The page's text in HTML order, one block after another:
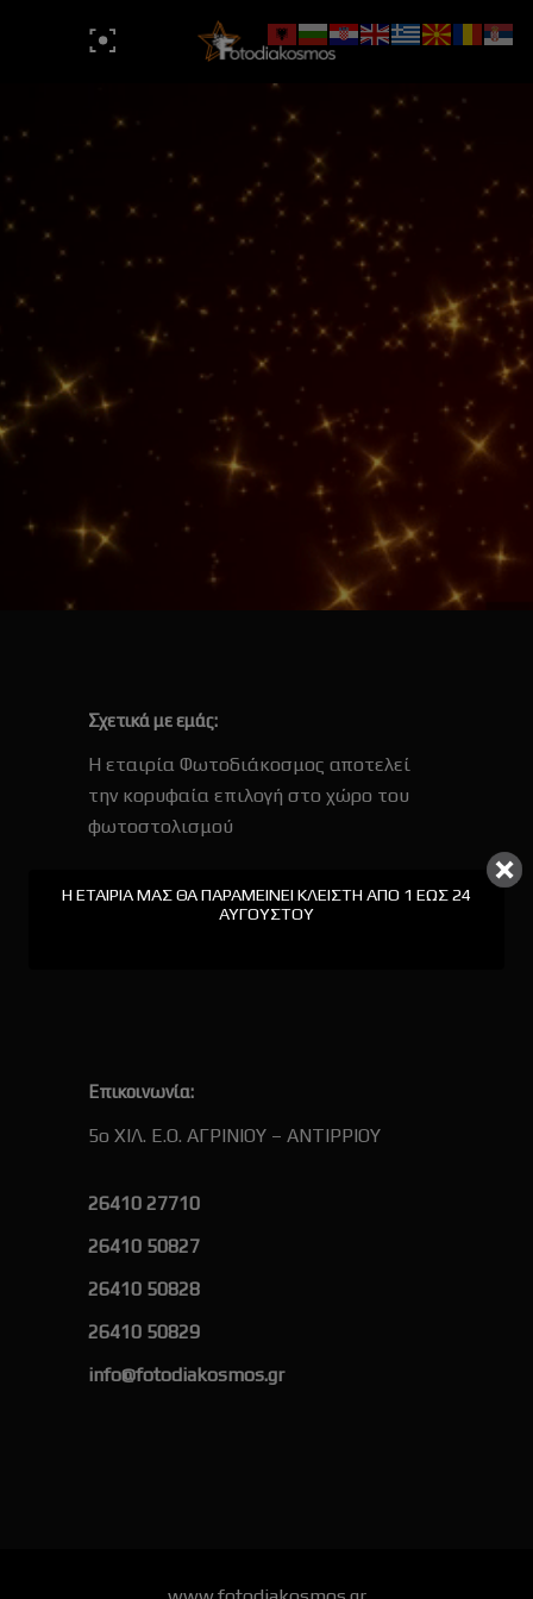
Σχετικά με εμάς:
Η εταιρία Φωτοδιάκοσμος αποτελεί
την κορυφαία επιλογή στο χώρο του
φωτοστολισμού
Social Media:
Επικοινωνία:
5ο ΧΙΛ. Ε.Ο. ΑΓΡΙΝΙΟΥ – ΑΝΤΙΡΡΙΟΥ
26410 27710
26410 50827
26410 50828
26410 50829
info@fotodiakosmos.gr
Η ΕΤΑΙΡΊΑ ΜΑΣ ΘΑ ΠΑΡΑΜΕΊΝΕΙ ΚΛΕΙΣΤΉ ΑΠΟ 1 ΕΩΣ 24
ΑΥΓΟΎΣΤΟΥ